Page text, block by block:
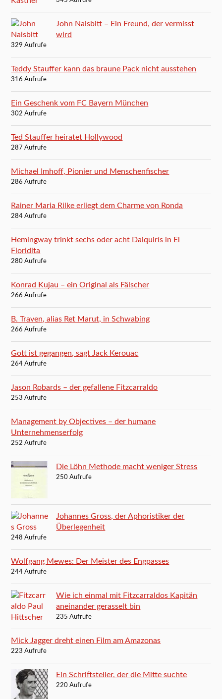
John Naisbitt – Ein Freund, der vermisst
wird
329 Aufrufe
Teddy Stauffer kann das braune Pack nicht ausstehen
316 Aufrufe
Ein Geschenk vom FC Bayern München
302 Aufrufe
Ted Stauffer heiratet Hollywood
287 Aufrufe
Michael Imhoff, Pionier und Menschenfischer
286 Aufrufe
Rainer Maria Rilke erliegt dem Charme von Ronda
284 Aufrufe
Hemingway trinkt sechs oder acht Daiquirís in El
Floridita
280 Aufrufe
Konrad Kujau – ein Original als Fälscher
266 Aufrufe
B. Traven, alias Ret Marut, in Schwabing
266 Aufrufe
Gott ist gegangen, sagt Jack Kerouac
264 Aufrufe
Jason Robards – der gefallene Fitzcarraldo
253 Aufrufe
Management by Objectives – der humane
Unternehmenserfolg
252 Aufrufe
Die Löhn Methode macht weniger Stress
250 Aufrufe
Johannes Gross, der Aphoristiker der
Überlegenheit
248 Aufrufe
Wolfgang Mewes: Der Meister des Engpasses
244 Aufrufe
Wie ich einmal mit Fitzcarraldos Kapitän
aneinander gerasselt bin
235 Aufrufe
Mick Jagger dreht einen Film am Amazonas
223 Aufrufe
Ein Schriftsteller, der die Mitte suchte
220 Aufrufe